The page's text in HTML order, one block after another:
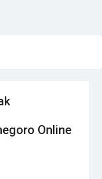
Online